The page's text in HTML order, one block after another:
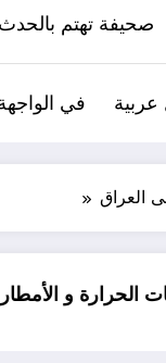
صحيفة تهتم بالحدث
عربية في
العراق
الجزائر